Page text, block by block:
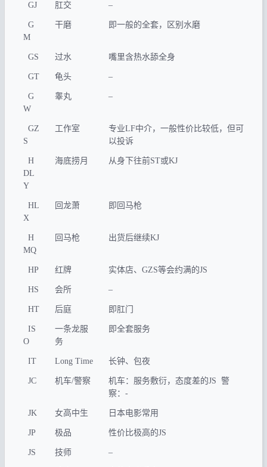
GJ 肛交 –
G
M
干磨 即一般的全套，区别水磨
GS 过水 嘴里含热水舔全身
GT 龟头 –
G
W
睾丸 –
GZ
S
工作室
专业LF中介，一般性价比较低，但可
以投诉
H
DL
Y
海底捞月 从身下往前ST或KJ
HL
X
回龙萧 即回马枪
H
MQ
回马枪 出货后继续KJ
HP 红牌 实体店、GZS等会约满的JS
HS 会所 –
HT 后庭 即肛门
IS
O
一条龙服
务
即全套服务
IT Long Time 长钟、包夜
JC 机车/警察
机车：服务敷衍，态度差的JS 警
察：-
JK 女高中生 日本电影常用
JP 极品 性价比极高的JS
JS 技师 –